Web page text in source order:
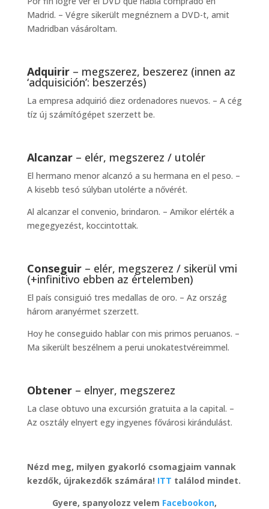
Madrid. – Végre sikerült megnéznem a DVD-t, amit
Madridban vásároltam.
Adquirir – megszerez, beszerez (innen az
‘adquisición’: beszerzés)
La empresa adquirió diez ordenadores nuevos. – A cég
tíz új számítógépet szerzett be.
Alcanzar – elér, megszerez / utolér
El hermano menor alcanzó a su hermana en el peso. –
A kisebb tesó súlyban utolérte a nővérét.
Al alcanzar el convenio, brindaron. – Amikor elérték a
megegyezést, koccintottak.
Conseguir – elér, megszerez / sikerül vmi
(+infinitivo ebben az értelemben)
El país consiguió tres medallas de oro. – Az ország
három aranyérmet szerzett.
Hoy he conseguido hablar con mis primos peruanos. –
Ma sikerült beszélnem a perui unokatestvéreimmel.
Obtener – elnyer, megszerez
La clase obtuvo una excursión gratuita a la capital. –
Az osztály elnyert egy ingyenes fővárosi kirándulást.
Nézd meg, milyen gyakorló csomagjaim vannak
kezdők, újrakezdők számára! ITT találod mindet.
Gyere, spanyolozz velem Facebookon,